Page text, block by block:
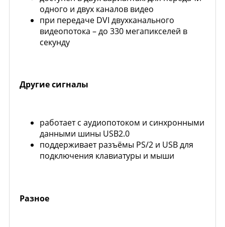
одного и двух каналов видео
при передаче DVI двухканального
видеопотока – до 330 мегапикселей в
секунду
Другие сигналы
работает с аудиопотоком и синхронными
данными шины USB2.0
поддерживает разъёмы PS/2 и USB для
подключения клавиатуры и мыши
Разное